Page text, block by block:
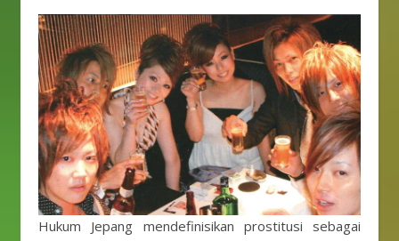
Hukum Jepang mendefinisikan prostitusi sebagai